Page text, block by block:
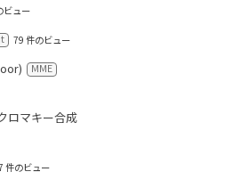
ビュー
79 件のビュー
MME
ロマキー合成
件のビュー